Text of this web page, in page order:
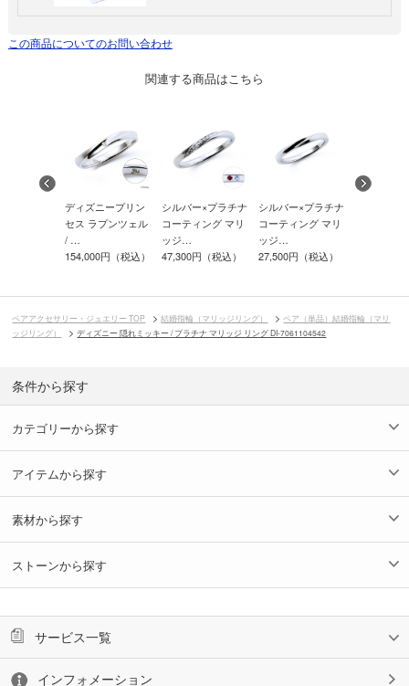
この商品についてのお問い合わせ
関連する商品はこちら
ディズニープリン
セス ラプンツェル
/ …
154,000円（税込）
シルバー×プラチナ
コーティング マリ
ッジ…
47,300円（税込）
シルバー×プラチナ
コーティング マリ
ッジ…
27,500円（税込）
ペアアクセサリー・ジュエリー TOP 結婚指輪（マリッジリング）
ペア（単品）結婚指輪（マリ
ッジリング）
ディズニー 隠れミッキー / プラチナ マリッジ リング DI-7061104542
条件から探す
カテゴリーから探す
アイテムから探す
素材から探す
ストーンから探す
サービス一覧
インフォメーション